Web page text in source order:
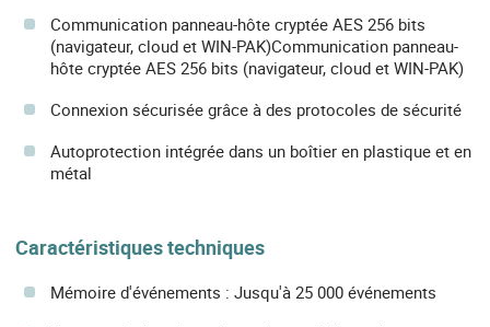
Communication panneau-hôte cryptée AES 256 bits
(navigateur, cloud et WIN-PAK)Communication panneau-
hôte cryptée AES 256 bits (navigateur, cloud et WIN-PAK)
Connexion sécurisée grâce à des protocoles de sécurité
Autoprotection intégrée dans un boîtier en plastique et en
métal
Caractéristiques techniques
Mémoire d'événements : Jusqu'à 25 000 événements